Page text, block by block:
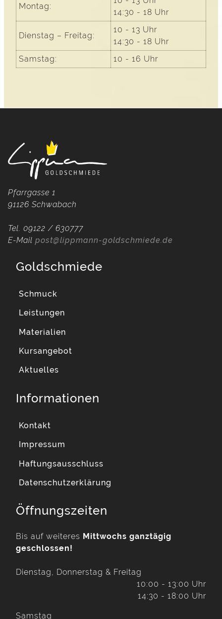
Montag:
14:30 - 18 Uhr
Dienstag – Freitag:
10 - 13 Uhr
14:30 - 18 Uhr
Samstag:
10 - 16 Uhr
Pfarrgasse 1
91126 Schwabach
Tel. 09122 / 630777
E-Mail post@lippmann-goldschmiede.de
Goldschmiede
Schmuck
Leistungen
Materialien
Kursangebot
Aktuelles
Informationen
Kontakt
Impressum
Haftungsausschluss
Datenschutzerklärung
Öffnungszeiten
Bis auf weiteres Mittwochs ganztägig
geschlossen!
Dienstag, Donnerstag & Freitag
10:00 - 13:00 Uhr
14:30 - 18:00 Uhr
Samstag